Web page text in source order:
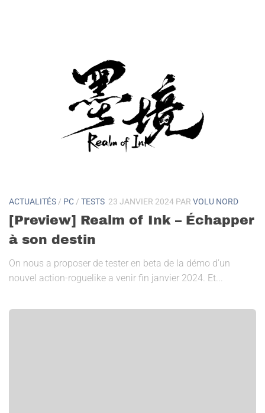
ACTUALITÉS / PC / TESTS 23 JANVIER 2024 PAR VOLU NORD
[Preview] Realm of Ink – Échapper
à son destin
On nous a proposer de tester en beta de la démo d’un
nouvel action-roguelike a venir fin janvier 2024. Et...